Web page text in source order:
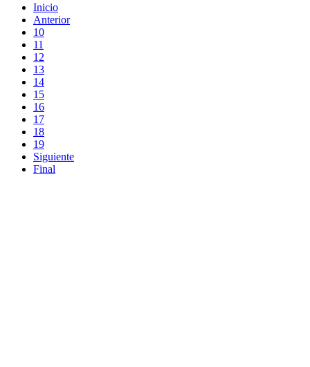
Inicio
Anterior
10
11
12
13
14
15
16
17
18
19
Siguiente
Final